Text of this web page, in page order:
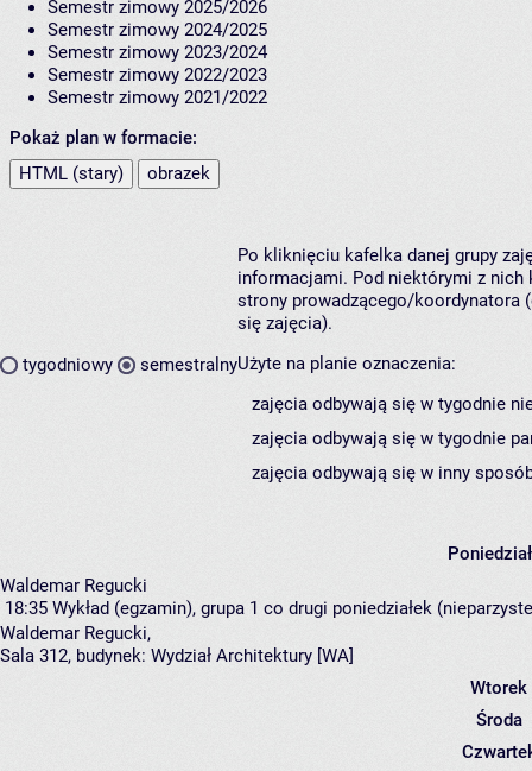
Semestr zimowy 2025/2026
Semestr zimowy 2024/2025
Semestr zimowy 2023/2024
Semestr zimowy 2022/2023
Semestr zimowy 2021/2022
Pokaż plan w formacie:
HTML (stary)
obrazek
tygodniowy semestralny
Po kliknięciu kafelka danej grupy
informacjami. Pod niektórymi z nich
strony prowadzącego/koordynatora
się zajęcia).
Użyte na planie oznaczenia:
zajęcia odbywają się w tygodnie
zajęcia odbywają się w tygodnie
zajęcia odbywają się w inny
Waldemar Regucki
18:35 Wykład (egzamin), grupa 1 co drugi poniedziałek
Waldemar Regucki,
Sala 312, budynek: Wydział Architektury [WA]
Wtorek
Środa